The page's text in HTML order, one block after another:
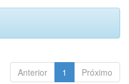
Anterior 1 Próximo